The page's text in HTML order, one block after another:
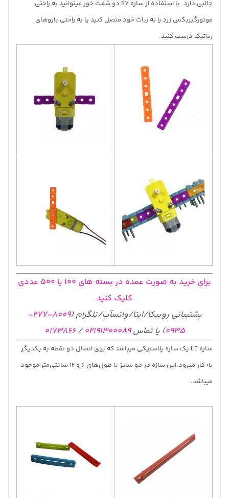
جالبی دارد. با استفاده از سازه S7 دو شفت خور میتوانید به راحتی
موتورگیربکس زرد را به ربات خود متصل کنید یا به راحتی بازوهای
رباتیک درست کنید.
برای خرید به صورت عمده در بسته های 100 یا 500 عددی
کلیک کنید
پشتیبانی روبیکا/ایتا/واتسآپ/تلگرام (
8009-277-
0935) یا تماس02191300089
/
0173866
سازه LE یک سازه پلاستیکی میباشد که برای اتصال دو نقطه به یکدیگر
به کار میرود.این سازه در دو سایز با طول‌های 6 و 12 سانتی‌متر موجود
میباشد.